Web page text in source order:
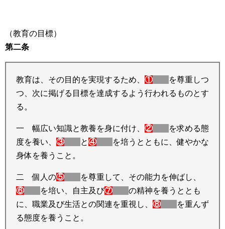
（教育の目標）
第二条
教育は、その目的を実現するため、 ①
を尊重しつ
つ、次に掲げる目標を達成するよう行われるものとす
る。
一 幅広い知識と教養を身に付け、 ②
を求める態
度を養い、 ③ と④
を培うとともに、健やかな
身体を養うこと。
二 個人の⑤
を尊重して、その能力を伸ばし、
⑥
を培い、自主及び⑦
の精神を養うととも
に、職業及び生活との関連を重視し、 ⑧
を重んず
る態度を養うこと。